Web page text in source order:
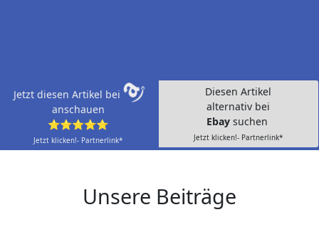
Jetzt diesen Artikel bei
anschauen
⭐⭐⭐⭐⭐
Jetzt klicken!- Partnerlink*
Diesen Artikel
alternativ bei
Ebay suchen
Jetzt klicken!- Partnerlink*
Unsere Beiträge